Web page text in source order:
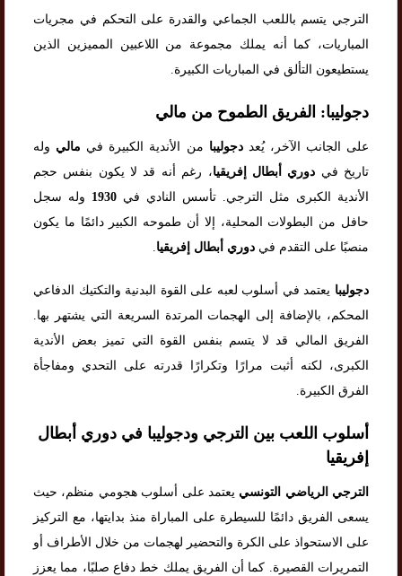
الترجي يتسم باللعب الجماعي والقدرة على التحكم في مجريات
المباريات، كما أنه يملك مجموعة من اللاعبين المميزين الذين
يستطيعون التألق في المباريات الكبيرة.
دجوليبا: الفريق الطموح من مالي
على الجانب الآخر، يُعددجوليبا من الأندية الكبيرة في مالي وله
تاريخ في دوري أبطال إفريقيا، رغم أنه قد لا يكون بنفس حجم
الأندية الكبرى مثل الترجي. تأسس النادي في 1930 وله سجل
حافل من البطولات المحلية، إلا أن طموحه الكبير دائمًا ما يكون
منصبًا على التقدم في دوري أبطال إفريقيا.
دجوليبا يعتمد في أسلوب لعبه على القوة البدنية والتكتيك الدفاعي
المحكم، بالإضافة إلى الهجمات المرتدة السريعة التي يشتهر بها.
الفريق المالي قد لا يتسم بنفس القوة التي تميز بعض الأندية
الكبرى، لكنه أثبت مرارًا وتكرارًا قدرته على التحدي ومفاجأة
الفرق الكبيرة.
أسلوب اللعب بين الترجي ودجوليبا في دوري أبطال
إفريقيا
الترجي الرياضي التونسي يعتمد على أسلوب هجومي منظم، حيث
يسعى الفريق دائمًا للسيطرة على المباراة منذ بدايتها، مع التركيز
على الاستحواذ على الكرة والتحضير لهجمات من خلال الأطراف أو
التمريرات القصيرة. كما أن الفريق يملك خط دفاع صلبًا، مما يعزز